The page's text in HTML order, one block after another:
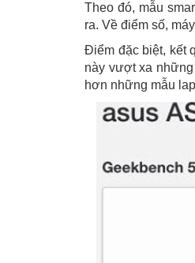
Theo đó, mẫu
ra. Về điểm số,
Điểm đặc biệt, kết
này vượt xa
hơn những mẫu